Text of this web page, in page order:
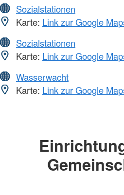
Sozialstationen
Karte: Link zur Google
Sozialstationen
Karte: Link zur Google
Wasserwacht
Karte: Link zur Google